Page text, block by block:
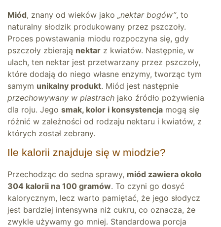
Miód, znany od wieków jako „nektar bogów”, to
naturalny słodzik produkowany przez pszczoły.
Proces powstawania miodu rozpoczyna się, gdy
pszczoły zbierają nektar z kwiatów. Następnie, w
ulach, ten nektar jest przetwarzany przez pszczoły,
które dodają do niego własne enzymy, tworząc tym
samym unikalny produkt. Miód jest następnie
przechowywany w plastrach jako źródło pożywienia
dla roju. Jego smak, kolor i konsystencja mogą się
różnić w zależności od rodzaju nektaru i kwiatów, z
których został zebrany.
Ile kalorii znajduje się w miodzie?
Przechodząc do sedna sprawy, miód zawiera około
304 kalorii na 100 gramów. To czyni go dosyć
kalorycznym, lecz warto pamiętać, że jego słodycz
jest bardziej intensywna niż cukru, co oznacza, że
zwykle używamy go mniej. Standardowa porcja